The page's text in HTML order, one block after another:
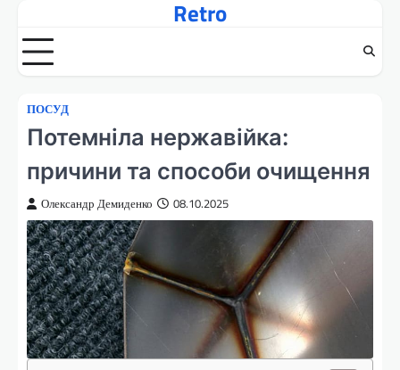
вмісту
Retro
ПОСУД
Потемніла нержавійка:
причини та способи очищення
Олександр Демиденко 08.10.2025